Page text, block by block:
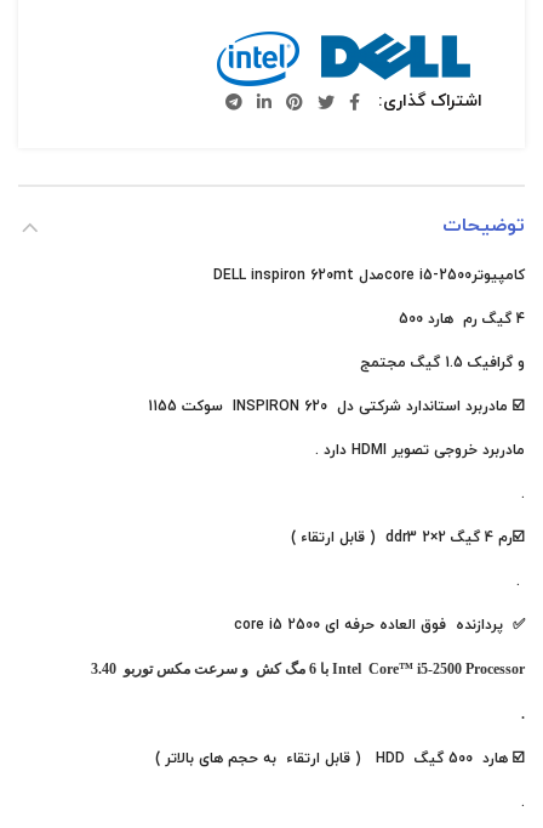
اشتراک گذاری
توضیحات
کامپیوترcore i5-2500مدل DELL inspiron 620mt
4 گیگ رم هارد 500
و گرافیک 1.5 گیگ مجتمج
☑️ مادربرد استاندارد شرکتی دل INSPIRON 620 سوکت 1155
مادربرد خروجی تصویر HDMI دارد .
.
☑️رم 4 گیگ 2×2 ddr3 ( قابل ارتقاء )
.
✅ پردازنده فوق العاده حرفه ای core i5 2500
Intel Core™ i5-2500 Processor با 6 مگ کش و سرعت مکس توربو 3.40
.
☑️ هارد 500 گیگ HDD ( قابل ارتقاء به حجم های بالاتر )
.